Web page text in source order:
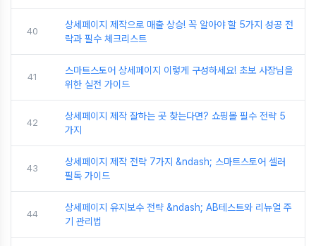
40
상세페이지 제작으로 매출 상승! 꼭 알아야 할 5가지 성공 전
략과 필수 체크리스트
41
스마트스토어 상세페이지 이렇게 구성하세요! 초보 사장님을
위한 실전 가이드
42
상세페이지 제작 잘하는 곳 찾는다면? 쇼핑몰 필수 전략 5
가지
43
상세페이지 제작 전략 7가지 &ndash; 스마트스토어 셀러
필독 가이드
44
상세페이지 유지보수 전략 &ndash; AB테스트와 리뉴얼 주
기 관리법